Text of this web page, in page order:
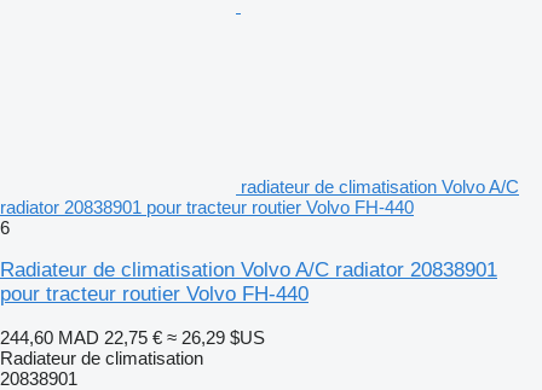
radiateur de climatisation Volvo A/C
radiator 20838901 pour tracteur routier Volvo FH-440
6
Radiateur de climatisation Volvo A/C radiator 20838901
pour tracteur routier Volvo FH-440
244,60 MAD 22,75 € ≈ 26,29 $US
Radiateur de climatisation
20838901